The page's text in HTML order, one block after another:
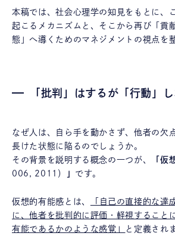
本稿では、社会心理学の知見をもとに、
起こるメカニズムと、そこから再び「貢
態」へ導くためのマネジメントの視点を
「批判」はするが「行動」
なぜ人は、自ら手を動かさず、他者の欠
長けた状態に陥るのでしょうか。
その背景を説明する概念の一つが、
「仮
006, 2011）
」 です。
仮想的有能感とは、
「自己の直接的な達
に、他者を批判的に評価・軽視すること
有能であるかのような感覚」
と定義され